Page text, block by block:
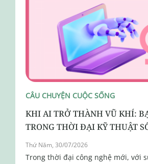
CÂU CHUYỆN CUỘC SỐNG
KHI AI TRỞ THÀNH VŨ KHÍ:
TRONG THỜI ĐẠI KỸ THUẬT
Thứ Năm, 30/07/2026
Trong thời đại công nghệ mới, với